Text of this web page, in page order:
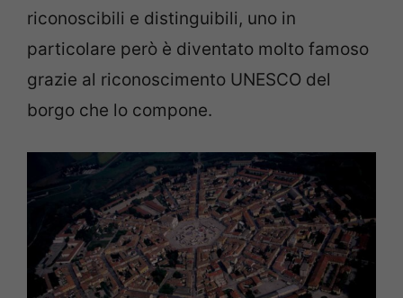
riconoscibili e distinguibili, uno in
particolare però è diventato molto famoso
grazie al riconoscimento UNESCO del
borgo che lo compone.